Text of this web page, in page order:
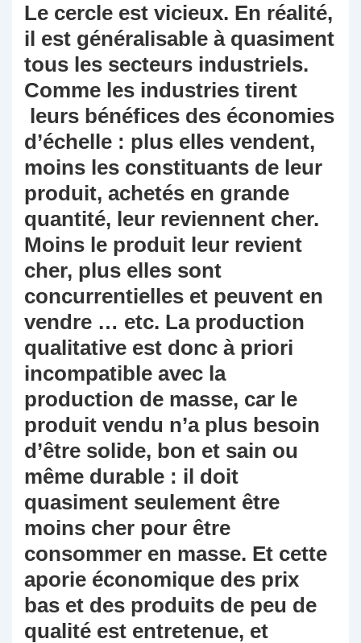
Le cercle est vicieux. En réalité,
il est généralisable à quasiment
tous les secteurs industriels.
Comme les industries tirent
leurs bénéfices des économies
d’échelle : plus elles vendent,
moins les constituants de leur
produit, achetés en grande
quantité, leur reviennent cher.
Moins le produit leur revient
cher, plus elles sont
concurrentielles et peuvent en
vendre … etc. La production
qualitative est donc à priori
incompatible avec la
production de masse, car le
produit vendu n’a plus besoin
d’être solide, bon et sain ou
même durable : il doit
quasiment seulement être
moins cher pour être
consommer en masse. Et cette
aporie économique des prix
bas et des produits de peu de
qualité est entretenue, et